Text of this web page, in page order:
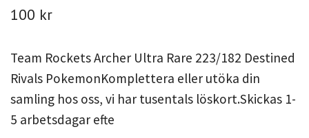
100 kr
Team Rockets Archer Ultra Rare 223/182 Destined
Rivals PokemonKomplettera eller utöka din
samling hos oss, vi har tusentals löskort.Skickas 1-
5 arbetsdagar efte